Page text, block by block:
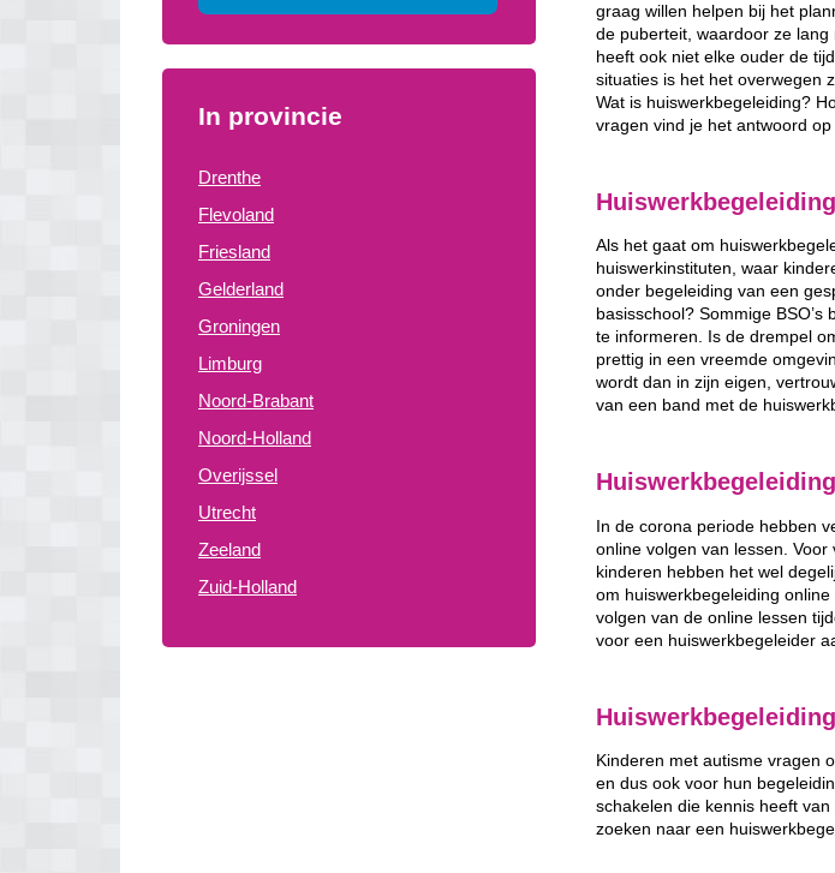
In provincie
Drenthe
Flevoland
Friesland
Gelderland
Groningen
Limburg
Noord-Brabant
Noord-Holland
Overijssel
Utrecht
Zeeland
Zuid-Holland
graag willen helpen bij het
de puberteit, waardoor ze
heeft ook niet elke ouder de
situaties is het het overwegen
Wat is huiswerkbegeleiding?
vragen vind je het antwoord op
Als het gaat om
huiswerkinstituten, waar
onder begeleiding van een
basisschool? Sommige
te informeren. Is de drempel
prettig in een vreemde
wordt dan in zijn eigen,
van een band met de
In de corona periode hebben
online volgen van lessen.
kinderen hebben het wel
om huiswerkbegeleiding
volgen van de online lessen
voor een huiswerkbegeleider
Kinderen met autisme vragen
en dus ook voor hun
schakelen die kennis heeft
zoeken naar een